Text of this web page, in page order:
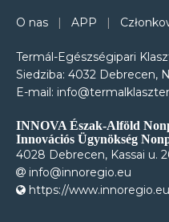
O nas APP
Termál-Egészségipari
Siedziba: 4032 Debrecen,
E-mail:
INNOVA Észak-Alföld
Innovációs Ügynökség
4028 Debrecen, Kassai u.
info@innoregio.eu
https://www.innoregio.eu